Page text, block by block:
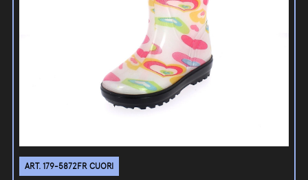
ART. 179-5872FR CUORI